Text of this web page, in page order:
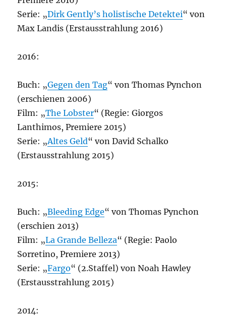
Serie: „Dirk Gently’s holistische Detektei“ von
Max Landis (Erstausstrahlung 2016)
2016:
Buch: „Gegen den Tag“ von Thomas Pynchon
(erschienen 2006)
Film: „The Lobster“ (Regie: Giorgos
Lanthimos, Premiere 2015)
Serie: „Altes Geld“ von David Schalko
(Erstausstrahlung 2015)
2015:
Buch: „Bleeding Edge“ von Thomas Pynchon
(erschien 2013)
Film: „La Grande Belleza“ (Regie: Paolo
Sorretino, Premiere 2013)
Serie: „Fargo“ (2.Staffel) von Noah Hawley
(Erstausstrahlung 2015)
2014: